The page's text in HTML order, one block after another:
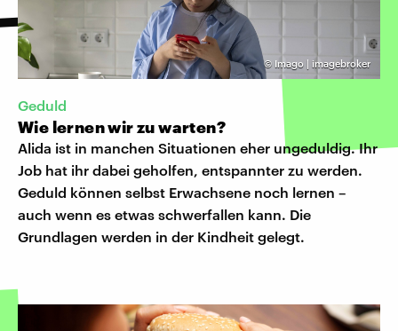
© Imago | imagebroker
Geduld
Wie lernen wir zu warten?
Alida ist in manchen Situationen eher ungeduldig. Ihr
Job hat ihr dabei geholfen, entspannter zu werden.
Geduld können selbst Erwachsene noch lernen –
auch wenn es etwas schwerfallen kann. Die
Grundlagen werden in der Kindheit gelegt.